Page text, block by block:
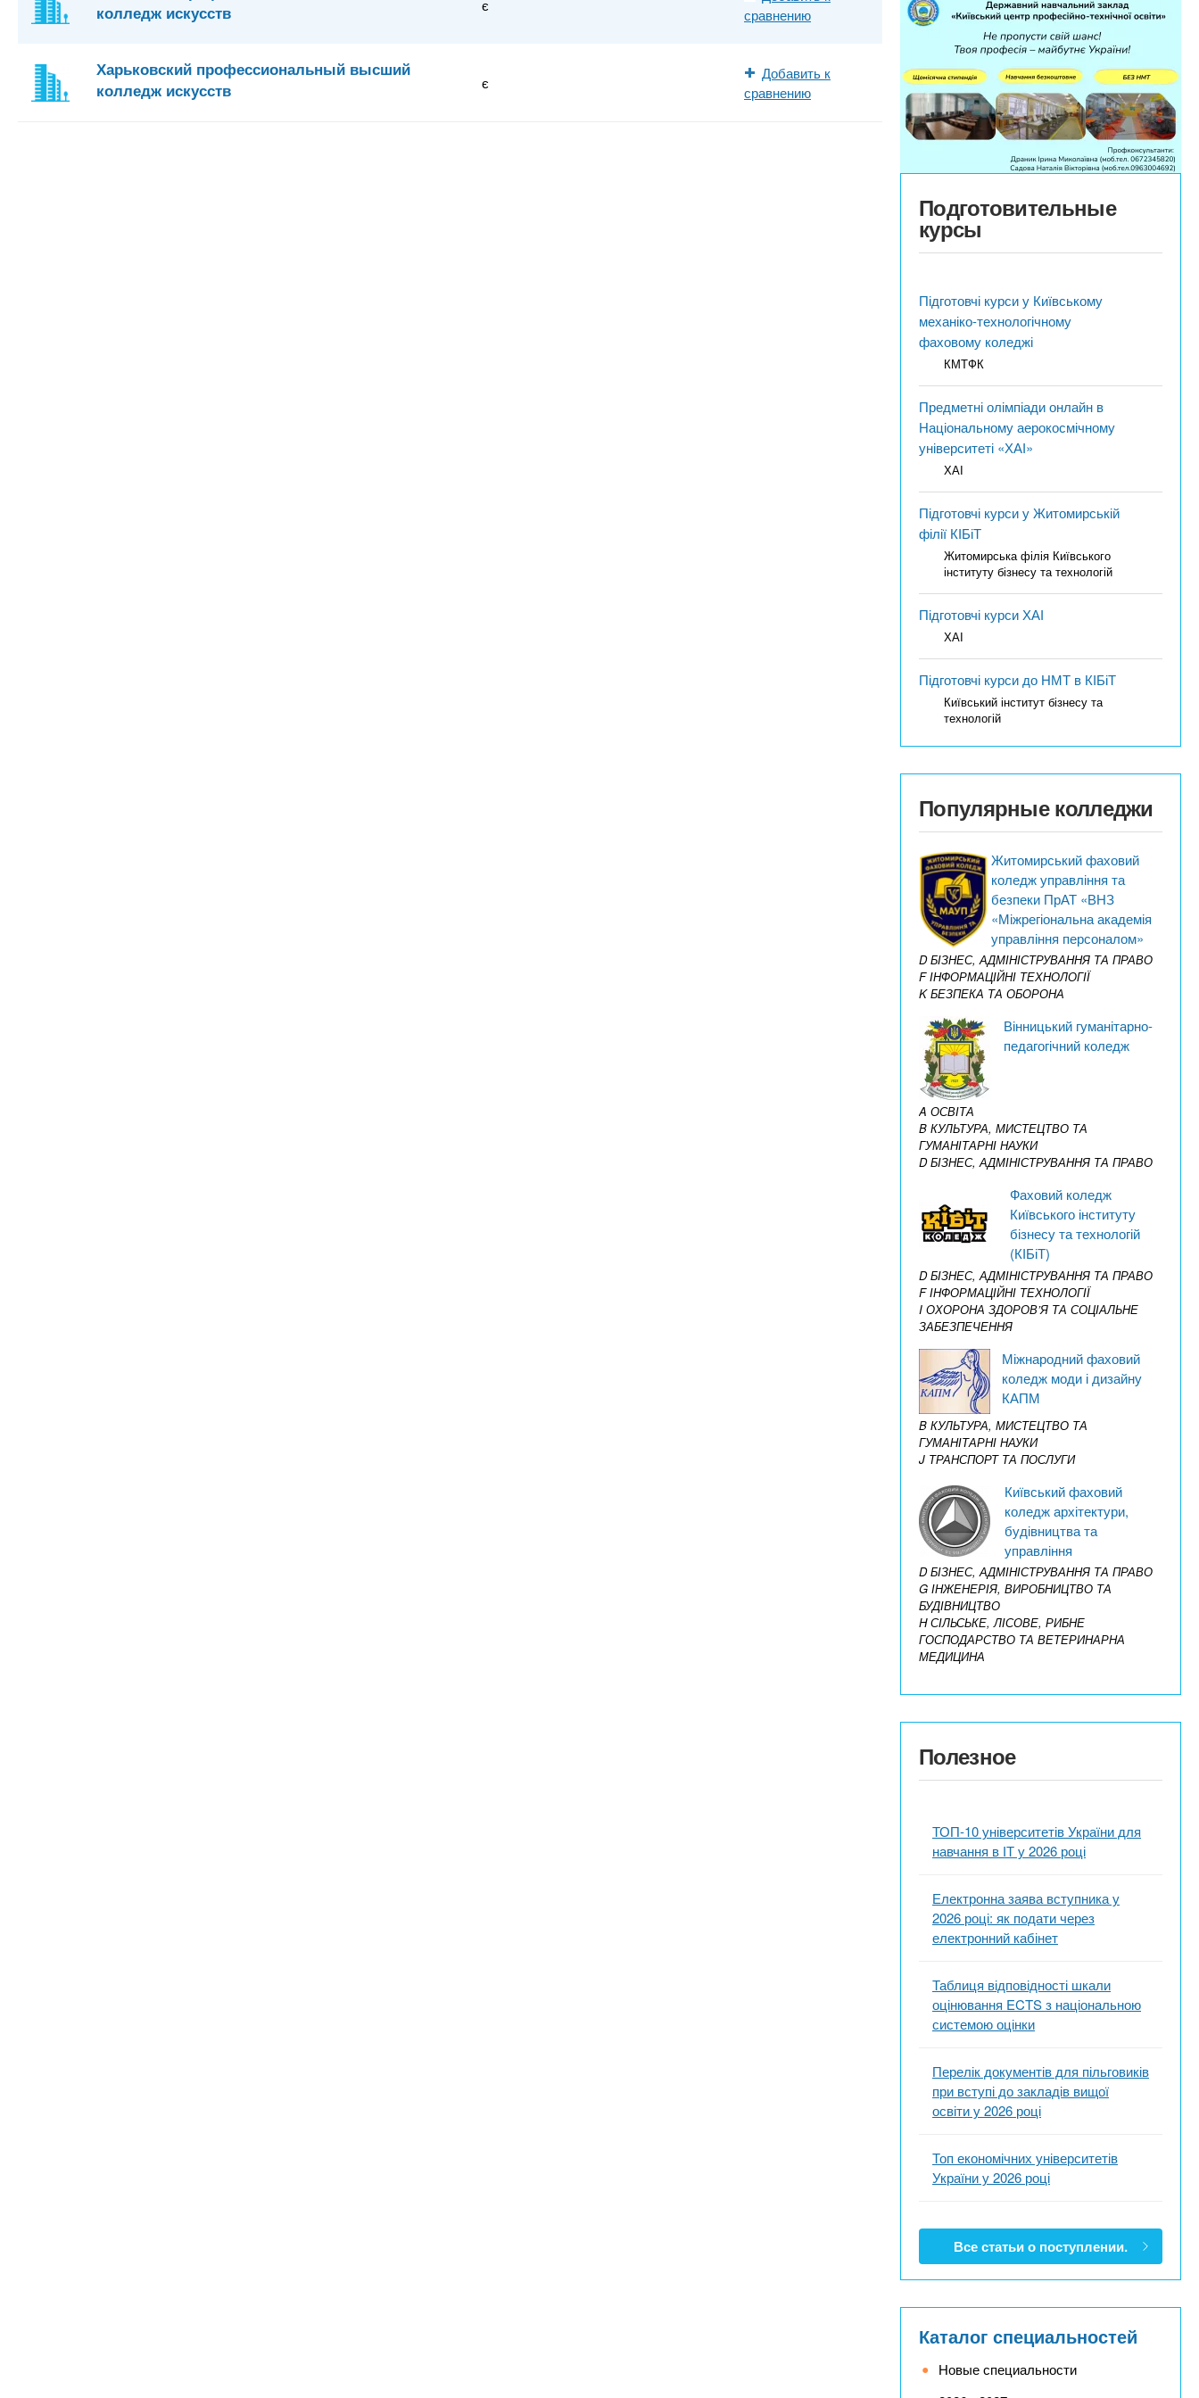
колледж искусств
є
сравнению
Харьковский профессиональный высший
колледж искусств
є
Добавить к
сравнению
Подготовительные
курсы
Підготовчі курси у Київському
механіко-технологічному
фаховому коледжі
КМТФК
Предметні олімпіади онлайн в
Національному аерокосмічному
університеті «ХАІ»
ХАІ
Підготовчі курси у Житомирській
філії КІБіТ
Житомирська філія Київського
інституту бізнесу та технологій
Підготовчі курси ХАІ
ХАІ
Підготовчі курси до НМТ в КІБіТ
Київський інститут бізнесу та
технологій
Популярные колледжи
Житомирський фаховий
коледж управління та
безпеки ПрАТ «ВНЗ
«Міжрегіональна академія
управління персоналом»
D БІЗНЕС, АДМІНІСТРУВАННЯ ТА ПРАВО
F ІНФОРМАЦІЙНІ ТЕХНОЛОГІЇ
K БЕЗПЕКА ТА ОБОРОНА
Вінницький гуманітарно-
педагогічний коледж
A ОСВІТА
B КУЛЬТУРА, МИСТЕЦТВО ТА
ГУМАНІТАРНІ НАУКИ
D БІЗНЕС, АДМІНІСТРУВАННЯ ТА ПРАВО
Фаховий коледж
Київського інституту
бізнесу та технологій
(КІБіТ)
D БІЗНЕС, АДМІНІСТРУВАННЯ ТА ПРАВО
F ІНФОРМАЦІЙНІ ТЕХНОЛОГІЇ
I ОХОРОНА ЗДОРОВ’Я ТА СОЦІАЛЬНЕ
ЗАБЕЗПЕЧЕННЯ
Міжнародний фаховий
коледж моди і дизайну
КАПМ
B КУЛЬТУРА, МИСТЕЦТВО ТА
ГУМАНІТАРНІ НАУКИ
J ТРАНСПОРТ ТА ПОСЛУГИ
Київський фаховий
коледж архітектури,
будівництва та
управління
D БІЗНЕС, АДМІНІСТРУВАННЯ ТА ПРАВО
G ІНЖЕНЕРІЯ, ВИРОБНИЦТВО ТА
БУДІВНИЦТВО
H СІЛЬСЬКЕ, ЛІСОВЕ, РИБНЕ
ГОСПОДАРСТВО ТА ВЕТЕРИНАРНА
МЕДИЦИНА
Полезное
ТОП-10 університетів України для
навчання в ІТ у 2026 році
Електронна заява вступника у
2026 році: як подати через
електронний кабінет
Таблиця відповідності шкали
оцінювання ECTS з національною
системою оцінки
Перелік документів для пільговиків
при вступі до закладів вищої
освіти у 2026 році
Топ економічних університетів
України у 2026 році
Все статьи о поступлении.
Каталог специальностей
Новые специальности